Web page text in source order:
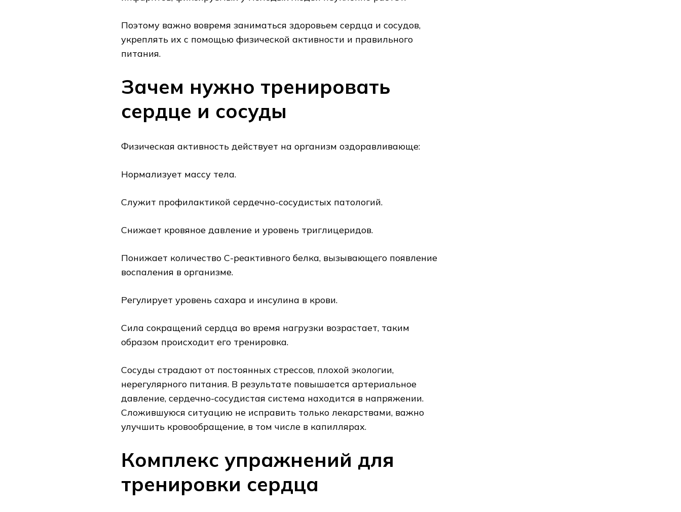
Поэтому важно вовремя заниматься здоровьем сердца и сосудов,
укреплять их с помощью физической активности и правильного
питания.
Зачем нужно тренировать
сердце и сосуды
Физическая активность действует на организм оздоравливающе:
Нормализует массу тела.
Служит профилактикой сердечно-сосудистых патологий.
Снижает кровяное давление и уровень триглицеридов.
Понижает количество С-реактивного белка, вызывающего появление
воспаления в организме.
Регулирует уровень сахара и инсулина в крови.
Сила сокращений сердца во время нагрузки возрастает, таким
образом происходит его тренировка.
Сосуды страдают от постоянных стрессов, плохой экологии,
нерегулярного питания. В результате повышается артериальное
давление, сердечно-сосудистая система находится в напряжении.
Сложившуюся ситуацию не исправить только лекарствами, важно
улучшить кровообращение, в том числе в капиллярах.
Комплекс упражнений для
тренировки сердца